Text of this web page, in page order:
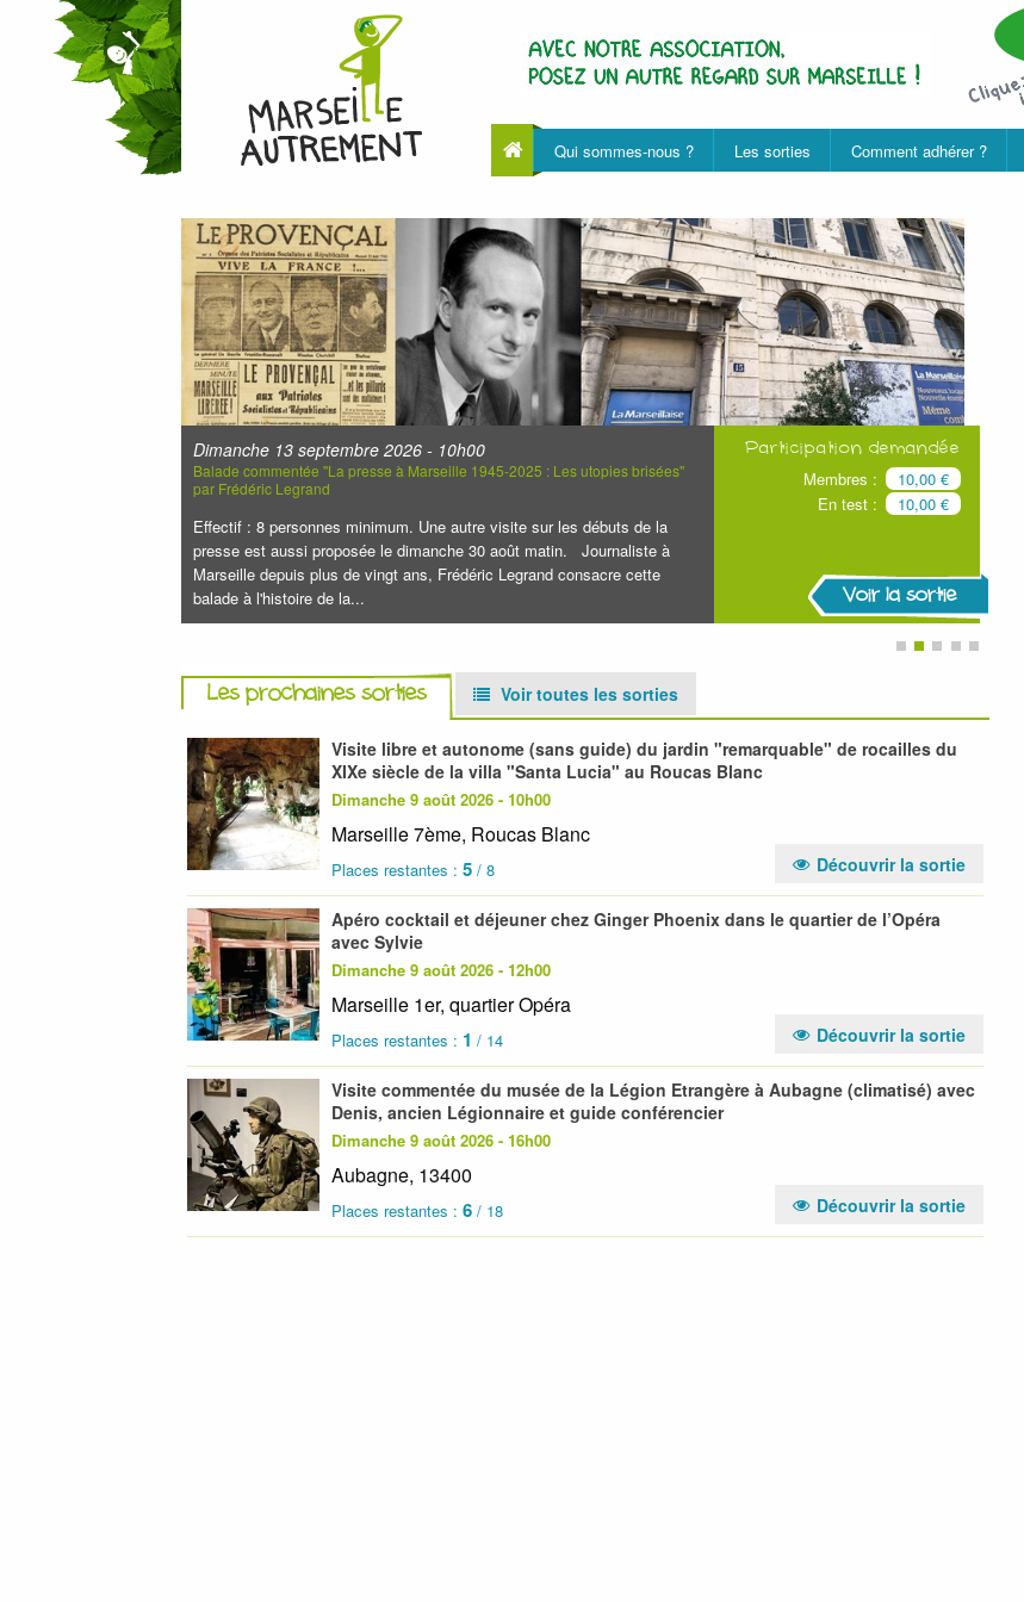
Qui sommes-nous ? Les sorties Comment adhérer ?
Dimanche 13 septembre 2026 - 10h00
Balade commentée "La presse à Marseille 1945-2025 : Les utopies brisées"
par Frédéric Legrand
Effectif : 8 personnes minimum. Une autre visite sur les débuts de la
presse est aussi proposée le dimanche 30 août matin. Journaliste à
Marseille depuis plus de vingt ans, Frédéric Legrand consacre cette
balade à l'histoire de la...
Participation demandée
Membres :
10,00 €
En test :
10,00 €
Voir la sortie
Les prochaines sorties Voir toutes les sorties
Visite libre et autonome (sans guide) du jardin "remarquable" de rocailles du
XIXe siècle de la villa "Santa Lucia" au Roucas Blanc
Dimanche 9 août 2026 - 10h00
Marseille 7ème, Roucas Blanc
Places restantes :5 / 8 Découvrir la sortie
Apéro cocktail et déjeuner chez Ginger Phoenix dans le quartier de l’Opéra
avec Sylvie
Dimanche 9 août 2026 - 12h00
Marseille 1er, quartier Opéra
Places restantes : 1 / 14 Découvrir la sortie
Visite commentée du musée de la Légion Etrangère à Aubagne (climatisé) avec
Denis, ancien Légionnaire et guide conférencier
Dimanche 9 août 2026 - 16h00
Aubagne, 13400
Places restantes :6 / 18 Découvrir la sortie